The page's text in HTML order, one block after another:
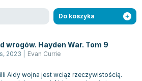
dla studentów
dla studentów
dla studentów
dla studentów
Do koszyka
wrogów. Hayden War. Tom 9
, 2023 Evan Currie
Aidy wojna jest wciąż rzeczywistością.